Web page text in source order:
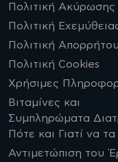
Πολιτική
Πολιτική
Πολιτική Απορρήτου
Πολιτική Cookies
Χρήσιμες
Βιταμίνες και
Συμπληρώματα
Πότε και Γιατί να
Αντιμετώπιση του